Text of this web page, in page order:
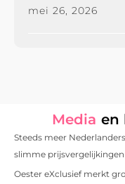
mei 26, 2026
Media en
Steeds meer
slimme prijsvergelijkingen
Oester eXclusief merkt